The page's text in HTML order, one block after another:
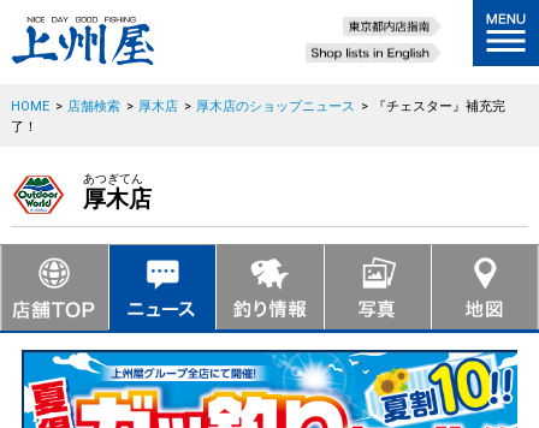
HOME > 店舗検索 > 厚木店 > 厚木店のショップニュース >
『チェスター』補充完
了！
あつぎてん
厚木店